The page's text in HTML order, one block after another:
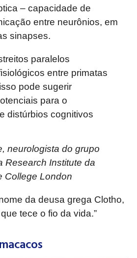
– capacidade de
entre neurônios, em
sinapses.
paralelos
entre primatas
pode sugerir
para o
distúrbios cognitivos
neurologista do grupo
Research Institute da
College London
da deusa grega Clotho,
tece o fio da vida.”